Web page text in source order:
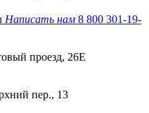
Написать нам 8 800 301-19-
проезд, 26Е
пер., 13